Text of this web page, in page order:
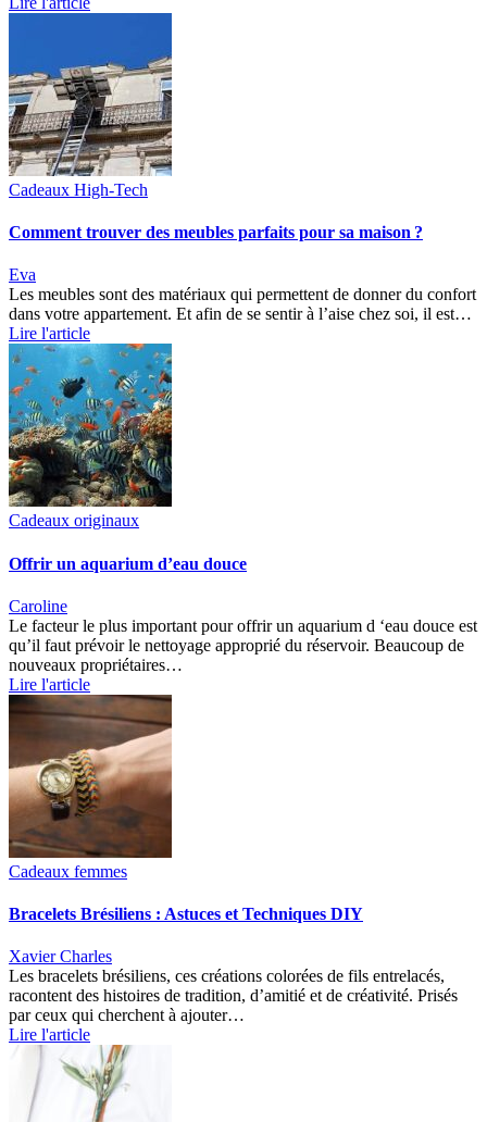
Cadeaux High-Tech
Comment trouver des meubles parfaits pour sa maison ?
Eva
Les meubles sont des matériaux qui permettent de donner du confort
dans votre appartement. Et afin de se sentir à l’aise chez soi, il est…
Lire l'article
Cadeaux originaux
Offrir un aquarium d’eau douce
Caroline
Le facteur le plus important pour offrir un aquarium d ‘eau douce est
qu’il faut prévoir le nettoyage approprié du réservoir. Beaucoup de
nouveaux propriétaires…
Lire l'article
Cadeaux femmes
Bracelets Brésiliens : Astuces et Techniques DIY
Xavier Charles
Les bracelets brésiliens, ces créations colorées de fils entrelacés,
racontent des histoires de tradition, d’amitié et de créativité. Prisés
par ceux qui cherchent à ajouter…
Lire l'article